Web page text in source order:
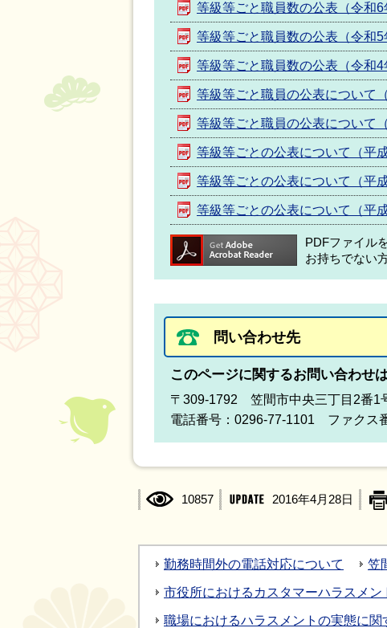
等級等ごと職員数の公表（令和6
等級等ごと職員数の公表（令和5
等級等ごと職員数の公表（令和4
等級等ごと職員の公表について
等級等ごと職員の公表について
等級等ごとの公表について（平
等級等ごとの公表について（平
等級等ごとの公表について（平
PDFファイル
お持ちでない
問い合わせ先
このページに関するお問い合わせ
〒309-1792 笠間市中央三丁目2番1
電話番号：0296-77-1101 ファクス
10857 2016年4月28日
勤務時間外の電話対応について 笠
市役所におけるカスタマーハラスメン
職場におけるハラスメントの実態に関